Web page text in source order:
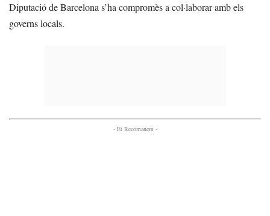
Diputació de Barcelona s’ha compromès a col·laborar amb els
governs locals.
- Et Recomanem -